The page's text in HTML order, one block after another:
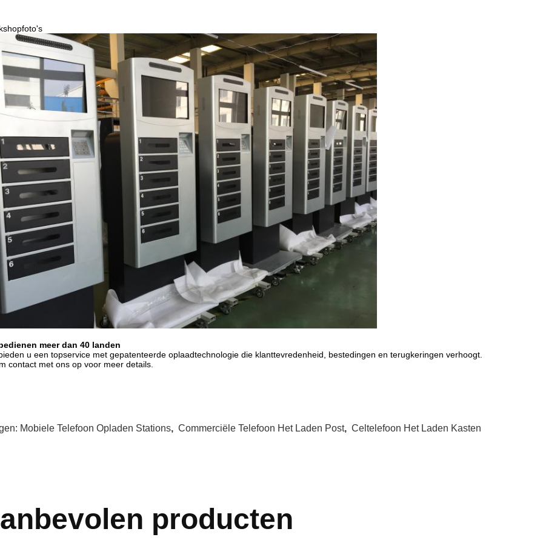
meer dan 40 landen
u een topservice met gepatenteerde oplaadtechnologie die klanttevredenheid, bestedingen en terugkeringen verhoogt.
contact met ons op voor meer details.
Mobiele Telefoon Opladen Stations, Commerciële Telefoon Het Laden Post, Celtelefoon Het Laden Kasten
producten